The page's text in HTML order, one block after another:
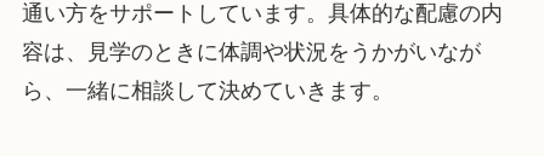
通い方をサポートしています。具体的な配慮の内
容は、見学のときに体調や状況をうかがいなが
ら、一緒に相談して決めていきます。